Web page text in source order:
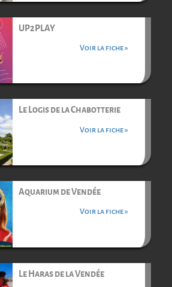
UP2PLAY
Voir la fiche »
Le Logis de la Chabotterie
Voir la fiche »
Aquarium de Vendée
Voir la fiche »
Le Haras de la Vendée